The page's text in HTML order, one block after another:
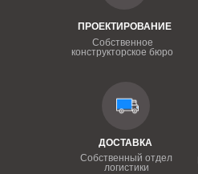
ПРОЕКТИРОВАНИЕ
Собственное
конструкторское бюро
ДОСТАВКА
Собственный отдел
логистики